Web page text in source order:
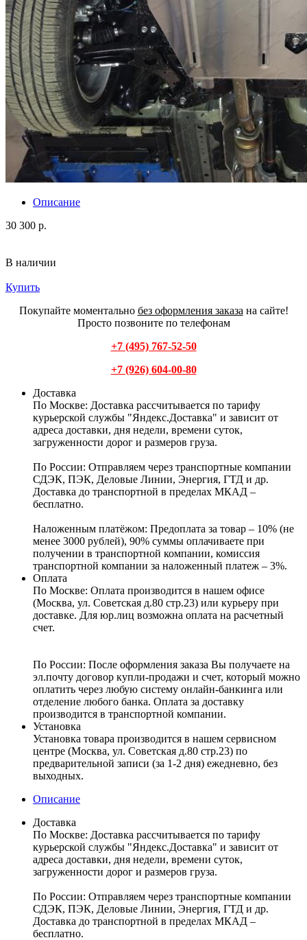
Описание
30 300 р.
В наличии
Купить
Покупайте моментально без оформления заказа на сайте!
Просто позвоните по телефонам
+7 (495) 767-52-50
+7 (926) 604-00-80
Доставка
По Москве: Доставка рассчитывается по тарифу
курьерской службы "Яндекс.Доставка" и зависит от
адреса доставки, дня недели, времени суток,
загруженности дорог и размеров груза.
По России: Отправляем через транспортные компании
СДЭК, ПЭК, Деловые Линии, Энергия, ГТД и др.
Доставка до транспортной в пределах МКАД –
бесплатно.
Наложенным платёжом: Предоплата за товар – 10% (не
менее 3000 рублей), 90% суммы оплачиваете при
получении в транспортной компании, комиссия
транспортной компании за наложенный платеж – 3%.
Оплата
По Москве: Оплата производится в нашем офисе
(Москва, ул. Советская д.80 стр.23) или курьеру при
доставке. Для юр.лиц возможна оплата на расчетный
счет.
По России: После оформления заказа Вы получаете на
эл.почту договор купли-продажи и счет, который можно
оплатить через любую систему онлайн-банкинга или
отделение любого банка. Оплата за доставку
производится в транспортной компании.
Установка
Установка товара производится в нашем сервисном
центре (Москва, ул. Советская д.80 стр.23) по
предварительной записи (за 1-2 дня) ежедневно, без
выходных.
Описание
Доставка
По Москве: Доставка рассчитывается по тарифу
курьерской службы "Яндекс.Доставка" и зависит от
адреса доставки, дня недели, времени суток,
загруженности дорог и размеров груза.
По России: Отправляем через транспортные компании
СДЭК, ПЭК, Деловые Линии, Энергия, ГТД и др.
Доставка до транспортной в пределах МКАД –
бесплатно.